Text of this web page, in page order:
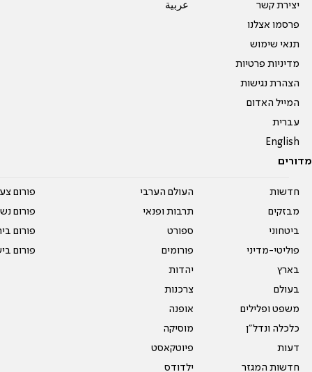
יצירת קשר
פרסמו אצלנו
תנאי שימוש
מדיניות פרטיות
הצהרת נגישות
המייל האדום
עברית
English
عربية
מדורים
חדשות
מבזקים
ביטחוני
פוליטי-מדיני
בארץ
בעולם
משפט ופלילים
כלכלה ונדל"ן
דעות
חדשות המגזר
העולם הערבי
תרבות ופנאי
ספורט
פורומים
יהדות
צרכנות
אופנה
מוסיקה
פיוטקאסט
ילדודס
פורום
פורום
פורום
פורום